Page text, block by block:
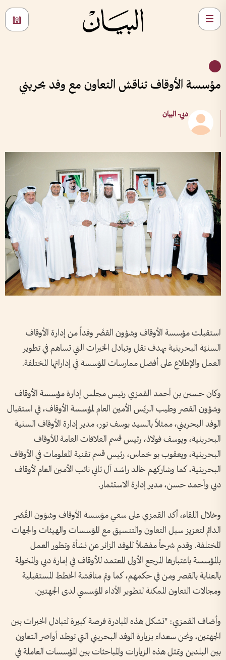
مؤسسة الأوقاف تناقش التعاون مع وفد بحريني
دبي- البيان
استقبلت مؤسسة الأوقاف وشؤون القصَّر وفداً من إدارة الأوقاف
السنيّة البحرينية بهدف نقل وتبادل الخبرات التي تساهم في تطوير
العمل والإطلاع على أفضل ممارسات المؤسسة في إداراتها المختلفة.
وكان حسين بن أحمد القمزي رئيس مجلس إدارة مؤسسة الأوقاف
وشؤون القصر وطيب الريّس الأمين العام لمؤسسة الأوقاف، في استقبال
الوفد البحريني، ممثلاً بالسيد يوسف نور، مدير إدارة الأوقاف السنية
البحرينية، ويوسف فولاذ، رئيس قسم العلاقات العامة للأوقاف
البحرينية، ويعقوب بو خماس، رئيس قسم تقنية المعلومات في الأوقاف
البحرينية، كما وشاركهم خالد راشد آل ثاني نائب الأمين العام لأوقاف
دبي وأحمد حسن، مدير إدارة الاستثمار.
وخلال اللقاء، أكد القمزي على سعي مؤسسة الأوقاف وشؤون القُصّر
الدائم لتعزيز سبل التعاون والتنسيق مع المؤسسات والهيئات والجهات
المختلفة. وقدم شرحاً مفصّلاً للوفد الزائر عن نشأة وتطور العمل
بالمؤسسة باعتبارها المرجع الأول المعتمد للأوقاف في إمارة دبي والمخولة
بالعناية بالقصر ومن في حكمهم، كما وتم مناقشة الخطط المستقبلية
ومجالات التعاون الممكنة لتطوير الأداء المؤسسي لدى الجهتين.
وأضاف القمزي: "تشكل هذه المبادرة فرصة كبيرة لتبادل الخبرات بين
الجهتين، ونحن سعداء بزيارة الوفد البحريني التي توطد أواصر التعاون
بين البلدين وتمثل هذه الزيارات والمباحثات بين المؤسسات العاملة في